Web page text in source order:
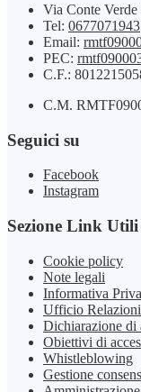
Via Conte
Tel: 0677071943
Email:
PEC:
C.F.:
C.M.
Seguici su
Facebook
Instagram
Sezione Link Utili
Cookie policy
Note legali
Informativa
Ufficio
Dichiarazione di
Obiettivi di
Whistleblowing
Gestione